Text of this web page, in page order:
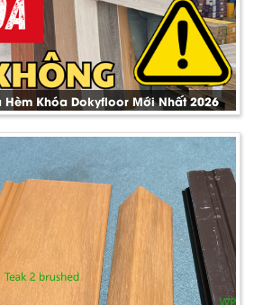
Hèm Khóa Dokyfloor Mới Nhất 2026